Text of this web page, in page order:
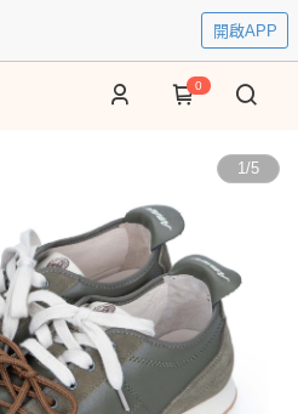
開啟APP
0
1/5